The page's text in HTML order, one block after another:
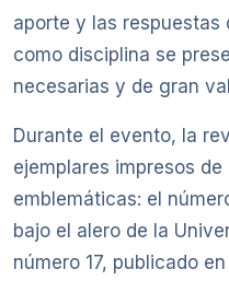
aporte y las respuestas
como disciplina se
necesarias y de gran
Durante el evento, la
ejemplares impresos
emblemáticas: el
bajo el alero de la
número 17, publicado